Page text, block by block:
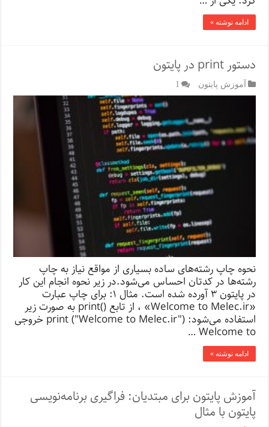
ادامه نوشته »
دستور print در پایتون
آموزش پایتون 1
نحوه چاپ رشته‌های ساده بسیاری از مواقع نیاز به چاپ
رشته‌ها در کدتان احساس می‌شود.در زیر نحوه انجام این کار
در پایتون ۳ آورده شده است. مثال ۱: برای چاپ عبارت
«Welcome to Melec.ir» ، از تابع ()print به صورت زیر
استفاده می‌شود: print ("Welcome to Melec.ir") خروجی
Welcome to …
ادامه نوشته »
آموزش پایتون برای مبتدیان: فراگیری برنامه‌نویسی
پایتون با مثال